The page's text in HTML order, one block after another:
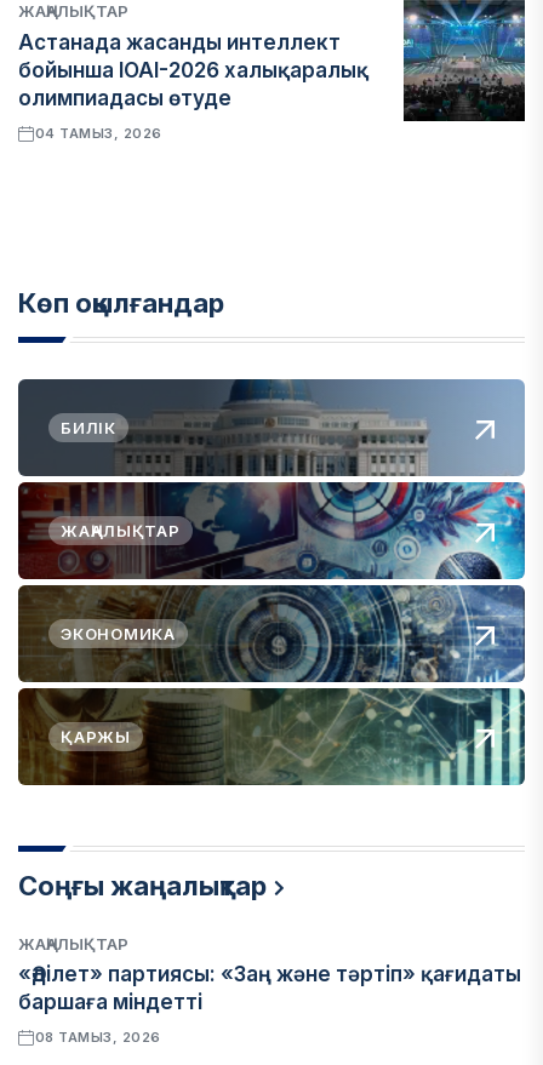
ЖАҢАЛЫҚТАР
Астанада жасанды интеллект
бойынша IOAI-2026 халықаралық
олимпиадасы өтуде
04 ТАМЫЗ, 2026
Көп оқылғандар
БИЛІК
ЖАҢАЛЫҚТАР
ЭКОНОМИКА
ҚАРЖЫ
Соңғы жаңалықтар
ЖАҢАЛЫҚТАР
«Әділет» партиясы: «Заң және тәртіп» қағидаты
баршаға міндетті
08 ТАМЫЗ, 2026